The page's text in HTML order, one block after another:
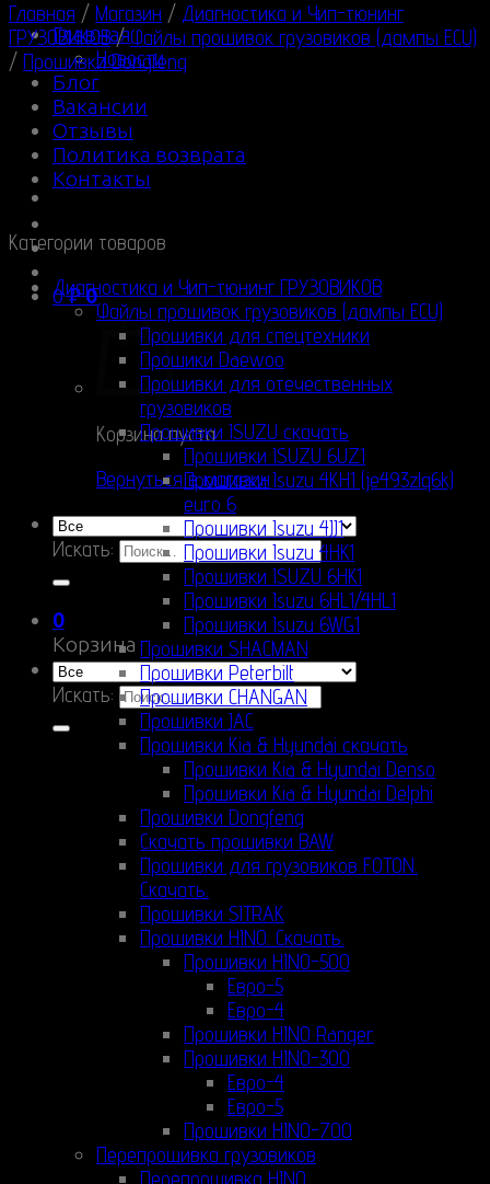
Главная
Новости
Блог
Вакансии
Отзывы
Политика возврата
Контакты
0₽0
Корзина пуста.
Вернуться в магазин
Искать:
0
Корзина
Искать:
Главная / Магазин / Диагностика и Чип-тюнинг
ГРУЗОВИКОВ / Файлы прошивок грузовиков (дампы ECU)
/ Прошивки Dongfeng
Категории товаров
Диагностика и Чип-тюнинг ГРУЗОВИКОВ
Файлы прошивок грузовиков (дампы ECU)
Прошивки для спецтехники
Прошики Daewoo
Прошивки для отечественных
грузовиков
Прошивки ISUZU скачать
Прошивки ISUZU 6UZ1
Прошивки Isuzu 4KH1 (je493zlq6k)
euro 6
Прошивки Isuzu 4JJ1
Прошивки Isuzu 4HK1
Прошивки ISUZU 6HK1
Прошивки Isuzu 6HL1/4HL1
Прошивки Isuzu 6WG1
Прошивки SHACMAN
Прошивки Peterbilt
Прошивки CHANGAN
Прошивки JAC
Прошивки Kia & Hyundai скачать
Прошивки Kia & Hyundai Denso
Прошивки Kia & Hyundai Delphi
Прошивки Dongfeng
Скачать прошивки BAW
Прошивки для грузовиков FOTON.
Скачать.
Прошивки SITRAK
Прошивки HINO. Скачать.
Прошивки HINO-500
Евро-5
Евро-4
Прошивки HINO Ranger
Прошивки HINO-300
Евро-4
Евро-5
Прошивки HINO-700
Перепрошивка грузовиков
Перепрошивка HINO